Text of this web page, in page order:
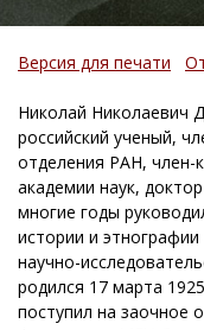
Версия для печати
Николай Николаевич
российский ученый,
отделения РАН, член-
академии наук,
многие годы
истории и
научно-
родился 17 марта
поступил на заочное